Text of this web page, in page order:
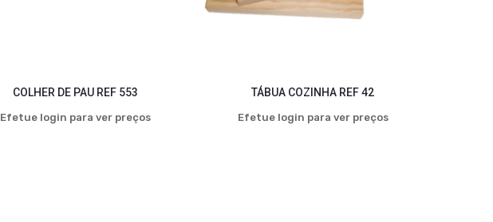
COLHER DE PAU REF 553
Efetue login para ver preços
TÁBUA COZINHA REF 42
Efetue login para ver preços